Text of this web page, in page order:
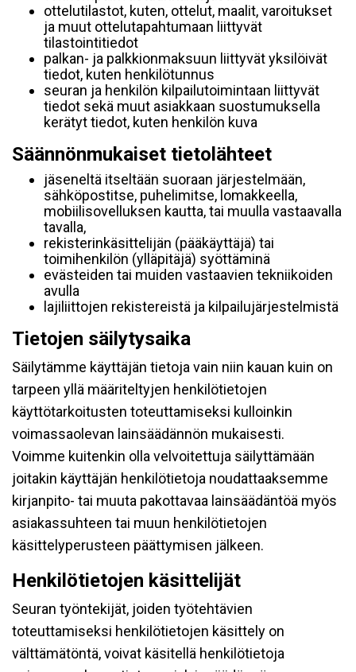
ottelutilastot, kuten, ottelut, maalit, varoitukset
ja muut ottelutapahtumaan liittyvät
tilastointitiedot
palkan- ja palkkionmaksuun liittyvät yksilöivät
tiedot, kuten henkilötunnus
seuran ja henkilön kilpailutoimintaan liittyvät
tiedot sekä muut asiakkaan suostumuksella
kerätyt tiedot, kuten henkilön kuva
Säännönmukaiset tietolähteet
jäseneltä itseltään suoraan järjestelmään,
sähköpostitse, puhelimitse, lomakkeella,
mobiilisovelluksen kautta, tai muulla vastaavalla
tavalla,
rekisterinkäsittelijän (pääkäyttäjä) tai
toimihenkilön (ylläpitäjä) syöttäminä
evästeiden tai muiden vastaavien tekniikoiden
avulla
lajiliittojen rekistereistä ja kilpailujärjestelmistä
Tietojen säilytysaika
Säilytämme käyttäjän tietoja vain niin kauan kuin on
tarpeen yllä määriteltyjen henkilötietojen
käyttötarkoitusten toteuttamiseksi kulloinkin
voimassaolevan lainsäädännön mukaisesti.
Voimme kuitenkin olla velvoitettuja säilyttämään
joitakin käyttäjän henkilötietoja noudattaaksemme
kirjanpito- tai muuta pakottavaa lainsäädäntöä myös
asiakassuhteen tai muun henkilötietojen
käsittelyperusteen päättymisen jälkeen.
Henkilötietojen käsittelijät
Seuran työntekijät, joiden työtehtävien
toteuttamiseksi henkilötietojen käsittely on
välttämätöntä, voivat käsitellä henkilötietoja